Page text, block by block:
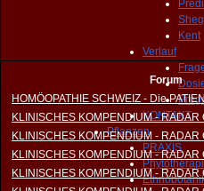
Kent
Verlauf
KONTAKT
Pflanzen
PRAXIS
Forum
HOMÖOPATHIE SCHWEIZ - Die
KLINISCHES KOMPENDIUM -
KLINISCHES KOMPENDIUM -
KLINISCHES KOMPENDIUM -
KLINISCHES KOMPENDIUM -